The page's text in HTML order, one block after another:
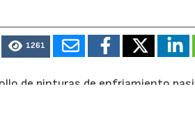
1261
de pinturas de enfriamiento